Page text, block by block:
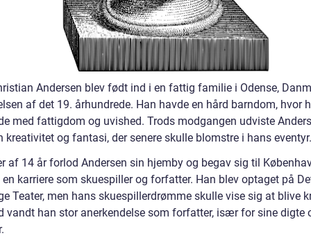
Andersen blev født ind i en fattig familie i Odense,
af det 19. århundrede. Han havde en hård barndom, hvor
med fattigdom og uvished. Trods modgangen udviste
kreativitet og fantasi, der senere skulle blomstre i hans eventyr.
af 14 år forlod Andersen sin hjemby og begav sig til
karriere som skuespiller og forfatter. Han blev optaget på
Teater, men hans skuespillerdrømme skulle vise sig at blive
vandt han stor anerkendelse som forfatter, især for sine digte